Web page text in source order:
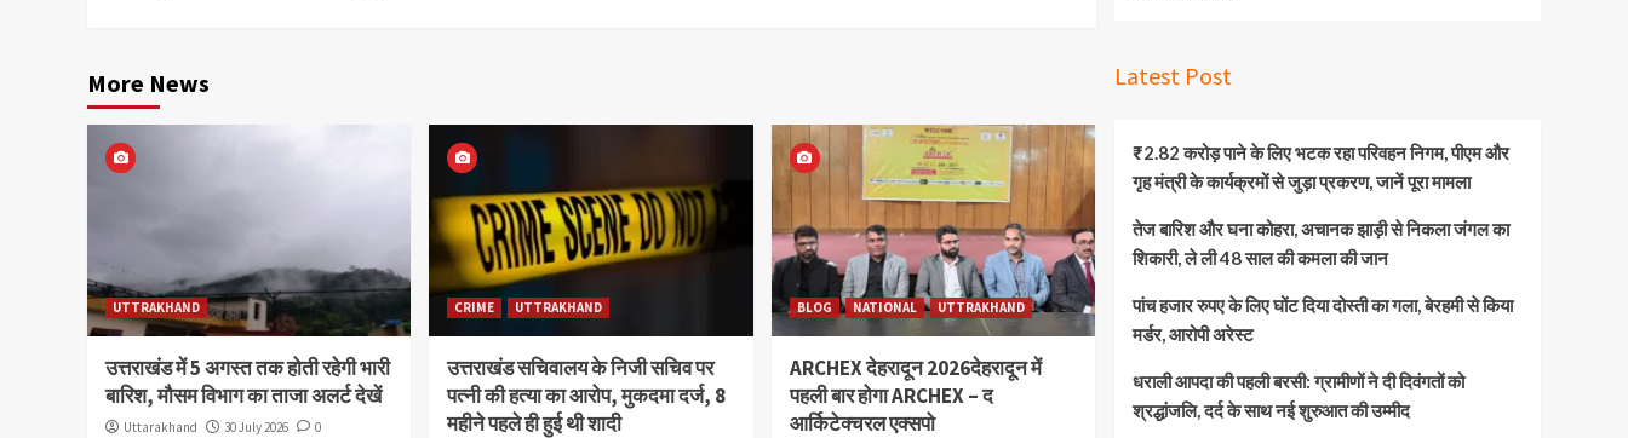
More News
UTTRAKHAND
उत्तराखंड में 5 अगस्त तक होती रहेगी भारी
बारिश, मौसम विभाग का ताजा अलर्ट देखें
Uttarakhand 30 July 2026 0
CRIME UTTRAKHAND
उत्तराखंड सचिवालय के निजी सचिव पर
पत्नी की हत्या का आरोप, मुकदमा दर्ज, 8
महीने पहले ही हुई थी शादी
BLOG NATIONAL UTTRAKHAND
ARCHEX देहरादून 2026देहरादून में
पहली बार होगा ARCHEX – द
आर्किटेक्चरल एक्सपो
Latest Post
₹2.82 करोड़ पाने के लिए भटक रहा परिवहन निगम, पीएम और
गृह मंत्री के कार्यक्रमों से जुड़ा प्रकरण, जानें पूरा मामला
तेज बारिश और घना कोहरा, अचानक झाड़ी से निकला जंगल का
शिकारी, ले ली 48 साल की कमला की जान
पांच हजार रुपए के लिए घोंट दिया दोस्ती का गला, बेरहमी से किया
मर्डर, आरोपी अरेस्ट
धराली आपदा की पहली बरसी: ग्रामीणों ने दी दिवंगतों को
श्रद्धांजलि, दर्द के साथ नई शुरुआत की उम्मीद